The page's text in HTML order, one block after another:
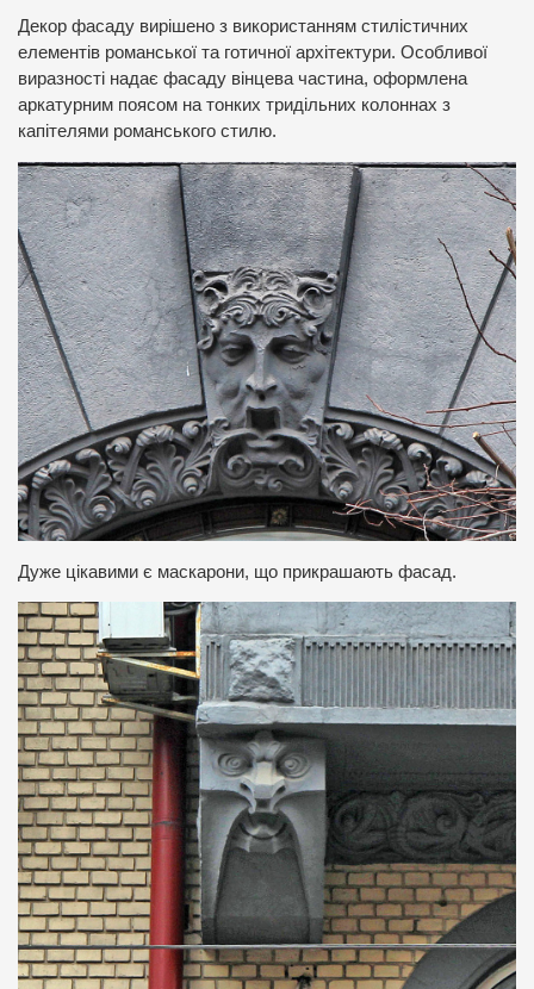
Декор фасаду вирішено з використанням стилістичних
елементів романської та готичної архітектури. Особливої
виразності надає фасаду вінцева частина, оформлена
аркатурним поясом на тонких тридільних колоннах з
капітелями романського стилю.
Дуже цікавими є маскарони, що прикрашають фасад.